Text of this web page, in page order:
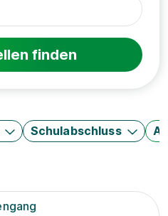
finden
Schulabschluss